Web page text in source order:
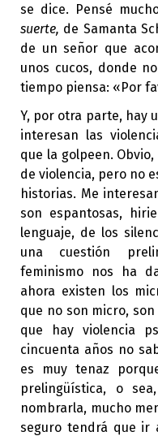
se dice. Pensé
suerte, de Samanta
de un señor que
unos cucos, donde
tiempo piensa: «Por
Y, por otra parte, hay
interesan las
que la golpeen.
de violencia, pero no
historias. Me
son espantosas,
lenguaje, de los
una cuestión
feminismo nos ha
ahora existen los
que no son micro,
que hay violencia
cincuenta años no
es muy tenaz
prelingüística, o
nombrarla, mucho
seguro tendrá que ir